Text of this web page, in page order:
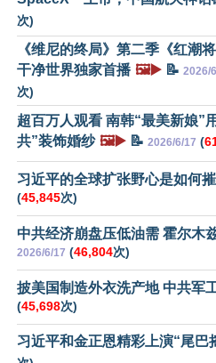
次)
《维尼的终局》第二季《红潮
干净世界独家首播 🖼️▶️ 📝 2026/
次)
超百万人观看 南韩“最美新娘”
共”装饰婚纱 🖼️▶️ 📝 2026/6/17 (
习近平的全球扩张野心是如何
(45,845次)
中共经济崩盘压低油需 霍尔木
2026/6/17 (46,804次)
披美国制造外衣洗产地 中共军
(45,698次)
习近平和金正恩精彩上演“尾巴